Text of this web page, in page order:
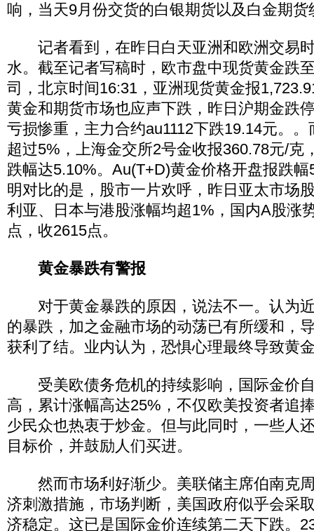
响，当天9月份交货的白银期货以及白金期货
记者看到，在昨日白天亚洲和欧洲交易
水。截至记者写稿时，欧市盘中现货黄金跌
司，北京时间16:31，亚洲现货黄金报
黄金和期货市场也应声下跌，昨日沪期金跌
亏损惨重，主力合约au1112下跌19.14元。
超过5%，上海金交所2号金收报360.78元/克
跌幅达5.10%。Au(T+D)黄金价格开盘报跌
明对比的是，股市一片欢呼，昨日亚太市场
利亚、日本与港股涨幅均超1%，国内A股涨
点，收2615点。
黄金暴跌有警报
对于黄金暴跌的原因，说法不一。认为
的暴跌，加之金融市场的动荡已有所缓和，
获利了结。业内认为，恐惧心理最终导致黄
受美欧债务危机的持续影响，国际金价
高，累计涨幅高达25%，不仅欧美投资者追
少民众也热衷于炒金。但与此同时，一些人
目标价，并鼓励人们买进。
然而市场利好渐少。美联储主席伯南克
济刺激措施，市场判断，美国政府似乎会采
济稳定。这已是国际金价连续第二天下跌。